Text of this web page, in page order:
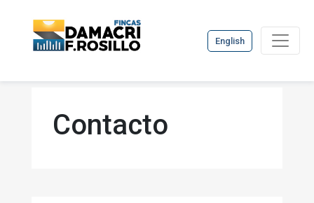
English
Contacto